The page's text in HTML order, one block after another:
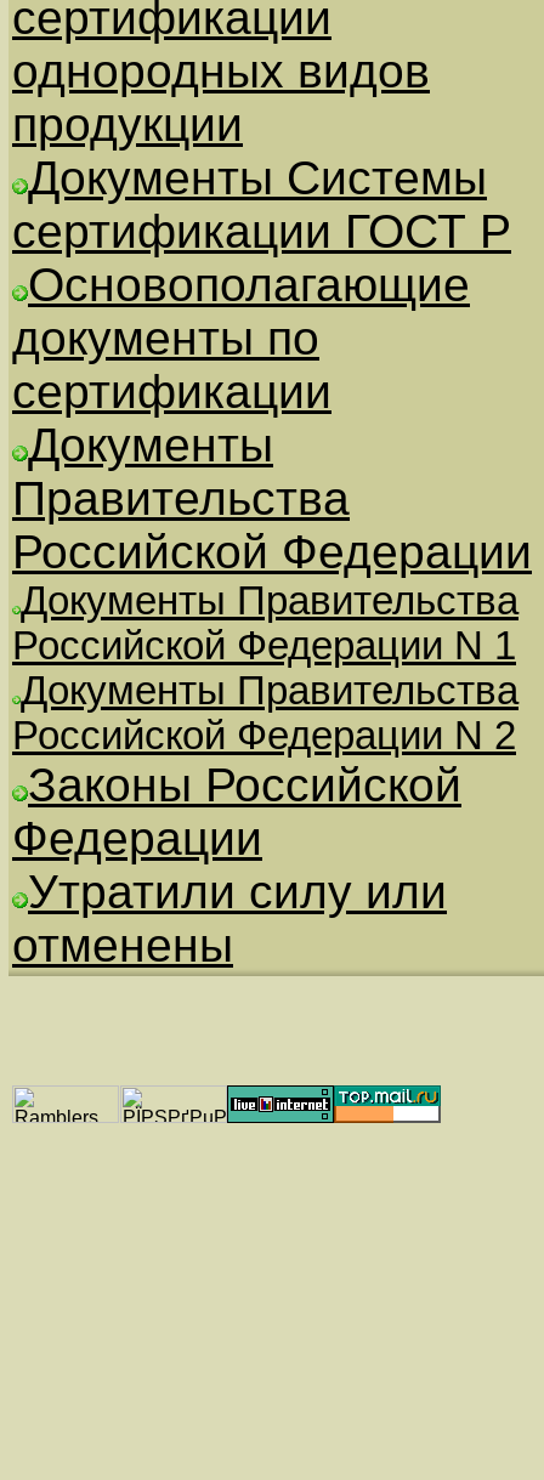
сертификации
однородных видов
продукции
Документы Системы
сертификации ГОСТ Р
Основополагающие
документы по
сертификации
Документы
Правительства
Российской Федерации
Документы Правительства
Российской Федерации N 1
Документы Правительства
Российской Федерации N 2
Законы Российской
Федерации
Утратили силу или
отменены